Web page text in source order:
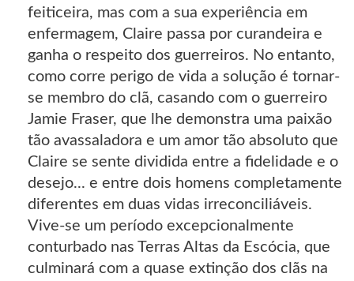
feiticeira, mas com a sua experiência em
enfermagem, Claire passa por curandeira e
ganha o respeito dos guerreiros. No entanto,
como corre perigo de vida a solução é tornar-
se membro do clã, casando com o guerreiro
Jamie Fraser, que lhe demonstra uma paixão
tão avassaladora e um amor tão absoluto que
Claire se sente dividida entre a fidelidade e o
desejo... e entre dois homens completamente
diferentes em duas vidas irreconciliáveis.
Vive-se um período excepcionalmente
conturbado nas Terras Altas da Escócia, que
culminará com a quase extinção dos clãs na